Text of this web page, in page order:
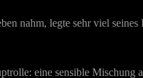
nahm, legte sehr viel
eine sensible